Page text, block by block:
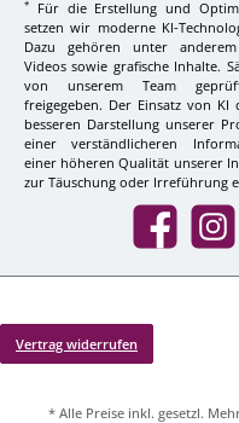
*
Für die Erstellung und
setzen wir moderne KI-
Dazu gehören unter
Videos sowie grafische Inhalte.
von unserem Team
freigegeben. Der Einsatz von KI
besseren Darstellung unserer
einer verständlicheren
einer höheren Qualität unserer
zur Täuschung oder Irreführung
Facebook
Vertrag widerrufen
* Alle Preise inkl. gesetzl.